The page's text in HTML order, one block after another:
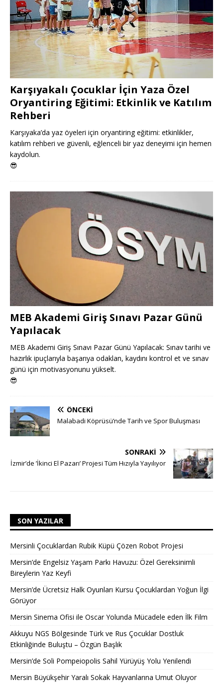
Karşıyakalı Çocuklar İçin Yaza Özel
Oryantiring Eğitimi: Etkinlik ve Katılım
Rehberi
Karşıyaka’da yaz öyeleri için oryantiring eğitimi: etkinlikler,
katılım rehberi ve güvenli, eğlenceli bir yaz deneyimi için hemen
kaydolun.
😎
MEB Akademi Giriş Sınavı Pazar Günü
Yapılacak
MEB Akademi Giriş Sınavı Pazar Günü Yapılacak: Sınav tarihi ve
hazırlık ipuçlarıyla başarıya odaklan, kaydını kontrol et ve sınav
günü için motivasyonunu yükselt.
😎
ÖNCEKI
Malabadi Köprüsü’nde Tarih ve Spor Buluşması
SONRAKI
İzmir’de ’İkinci El Pazarı’ Projesi Tüm Hızıyla Yayılıyor
SON YAZILAR
Mersinli Çocuklardan Rubik Küpü Çözen Robot Projesi
Mersin’de Engelsiz Yaşam Parkı Havuzu: Özel Gereksinimli
Bireylerin Yaz Keyfi
Mersin’de Ücretsiz Halk Oyunları Kursu Çocuklardan Yoğun İlgi
Görüyor
Mersin Sinema Ofisi ile Oscar Yolunda Mücadele eden İlk Film
Akkuyu NGS Bölgesinde Türk ve Rus Çocuklar Dostluk
Etkinliğinde Buluştu – Özgün Başlık
Mersin’de Soli Pompeiopolis Sahil Yürüyüş Yolu Yenilendi
Mersin Büyükşehir Yaralı Sokak Hayvanlarına Umut Oluyor